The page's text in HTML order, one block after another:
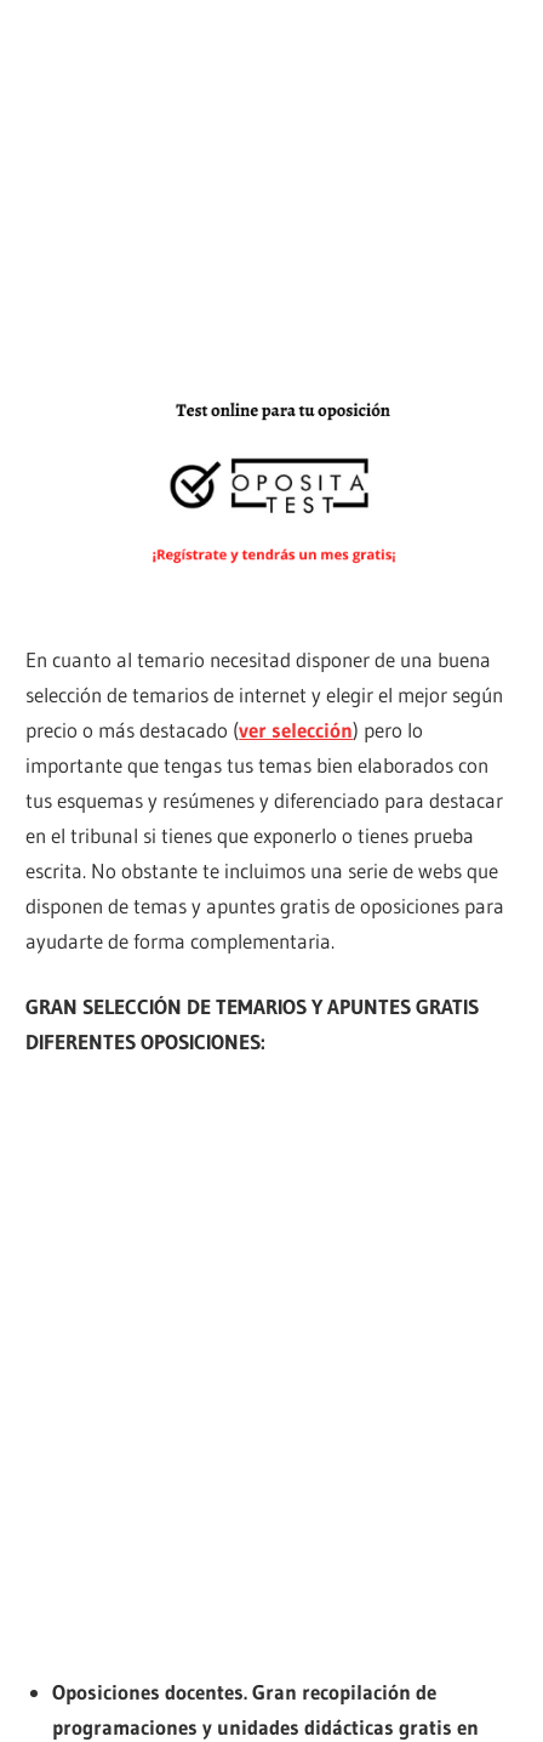
En cuanto al temario necesitad disponer de una buena
selección de temarios de internet y elegir el mejor según
precio o más destacado (ver selección) pero lo
importante que tengas tus temas bien elaborados con
tus esquemas y resúmenes y diferenciado para destacar
en el tribunal si tienes que exponerlo o tienes prueba
escrita. No obstante te incluimos una serie de webs que
disponen de temas y apuntes gratis de oposiciones para
ayudarte de forma complementaria.
GRAN SELECCIÓN DE TEMARIOS Y APUNTES GRATIS
DIFERENTES OPOSICIONES:
Oposiciones docentes. Gran recopilación de
programaciones y unidades didácticas gratis en